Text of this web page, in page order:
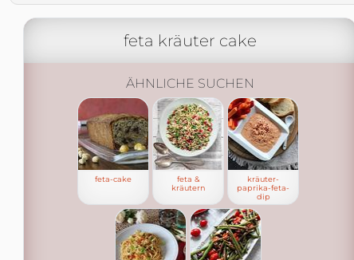
feta kräuter cake
ÄHNLICHE SUCHEN
feta-cake
feta &
kräutern
kräuter-
paprika-feta-
dip